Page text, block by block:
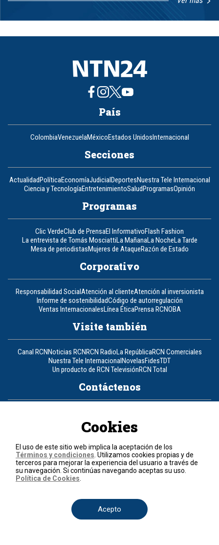
8
País
ColombiaVenezuelaMéxicoEstados UnidosInternacional
Secciones
ActualidadPolíticaEconomíaJudicialDeportesNuestra Tele Internacional
Ciencia y TecnologíaEntretenimientoSaludProgramasOpinión
Programas
Clic VerdeClub de PrensaEl InformativoFlash Fashion
La entrevista de Tomás MosciattiLa MañanaLa NocheLa Tarde
Mesa de periodistasMujeres de AtaqueRazón de Estado
Corporativo
Responsabilidad SocialAtención al clienteAtención al inversionista
Informe de sostenibilidadCódigo de autorregulación
Ventas InternacionalesLínea ÉticaPrensa RCNOBA
Visite también
Canal RCNNoticias RCNRCN RadioLa RepúblicaRCN Comerciales
Nuestra Tele InternacionalNovelasFidesTDT
Un producto de RCN TelevisiónRCN Total
Contáctenos
Política de cookies
Términos y condiciones
© 2026, RCN Medios.
Todos los derechos reservados.
Cookies
El uso de este sitio web implica la aceptación de los
Términos y condiciones . Utilizamos cookies propias y de
terceros para mejorar la experiencia del usuario a través de
su navegación. Si continúas navegando aceptas su uso.
Política de Cookies
Acepto